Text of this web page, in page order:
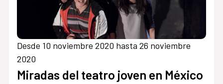
Desde 10 noviembre 2020 hasta 26 noviembre
2020
Miradas del teatro joven en México